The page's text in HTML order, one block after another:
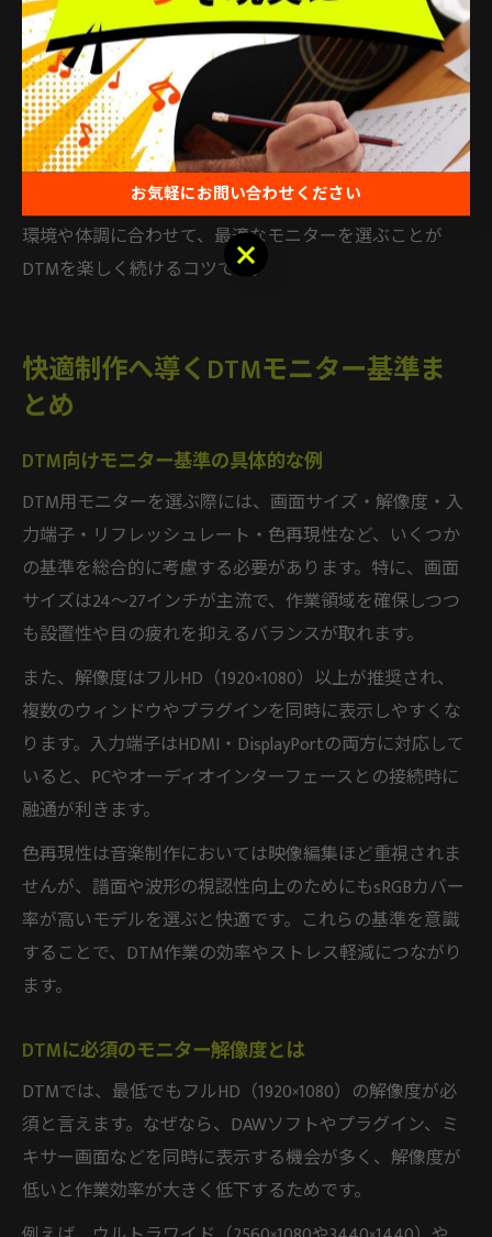
らです。実際、ユーザーからも「ブルーライトカット機
能を使うことで目の痛みが減った」「アンチグレアパネ
ルで映り込みが気にならなくなった」といった声が多く
聞かれます。
特に初心者は、価格だけで選ばず、長期的な健康や作業
効率を見据えて機能を比較検討しましょう。自分の作業
環境や体調に合わせて、最適なモニターを選ぶことが
DTMを楽しく続けるコツです。
快適制作へ導くDTMモニター基準ま
とめ
DTM向けモニター基準の具体的な例
DTM用モニターを選ぶ際には、画面サイズ・解像度・入
力端子・リフレッシュレート・色再現性など、いくつか
の基準を総合的に考慮する必要があります。特に、画面
サイズは24〜27インチが主流で、作業領域を確保しつつ
も設置性や目の疲れを抑えるバランスが取れます。
また、解像度はフルHD（1920×1080）以上が推奨され、
複数のウィンドウやプラグインを同時に表示しやすくな
ります。入力端子はHDMI・DisplayPortの両方に対応して
いると、PCやオーディオインターフェースとの接続時に
融通が利きます。
色再現性は音楽制作においては映像編集ほど重視されま
せんが、譜面や波形の視認性向上のためにもsRGBカバー
率が高いモデルを選ぶと快適です。これらの基準を意識
することで、DTM作業の効率やストレス軽減につながり
ます。
DTMに必須のモニター解像度とは
DTMでは、最低でもフルHD（1920×1080）の解像度が必
須と言えます。なぜなら、DAWソフトやプラグイン、ミ
キサー画面などを同時に表示する機会が多く、解像度が
低いと作業効率が大きく低下するためです。
お気軽にお問い合わせください
お気軽にお問い合わせください